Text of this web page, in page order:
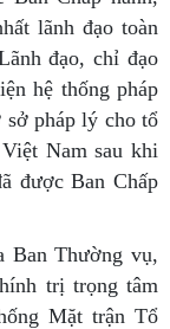
lãnh đạo toàn
đạo, chỉ đạo
hệ thống pháp
sở pháp lý cho tổ
Nam sau khi
được Ban Chấp
Ban Thường vụ,
trị trọng tâm
Mặt trận Tổ